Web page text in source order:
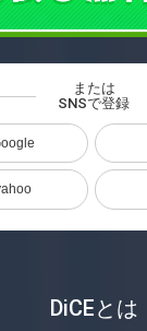
または
SNSで登録
DiCEとは